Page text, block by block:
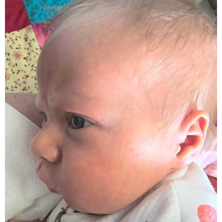
მნიშვნელოვანი ინფორმაცია
11:13 / 05-08-2026
Hisense წარმოგიდგენთ გზავნილს "ინოვაციები
უკეთესი ცხოვრებისათვის" FIFA-ს 2026 წლის
მსოფლიო ჩემპიონატზე™
სამართალი